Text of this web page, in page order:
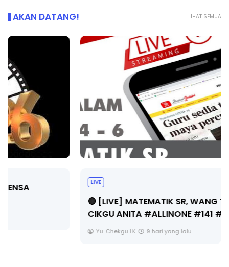
LIHAT SEMUA
AKAN DATANG!
🔴 [LIVE] MATEMATIK SR, WANG TAHUN 6 OLEH
CIKGU ANITA #ALLINONE #141 #...
9 hari yang lalu